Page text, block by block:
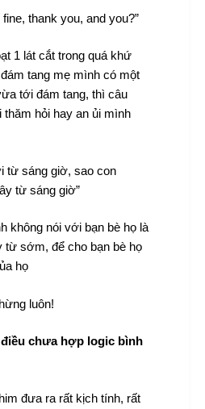
fine, thank you, and you?”
1 lát cắt trong quá khứ
tang mẹ mình có một
tới đám tang, thì câu
thăm hỏi hay an ủi mình
từ sáng giờ, sao con
từ sáng giờ”
không nói với bạn bè họ là
từ sớm, để cho bạn bè họ
họ
luôn!
chưa hợp logic bình
đưa ra rất kịch tính, rất